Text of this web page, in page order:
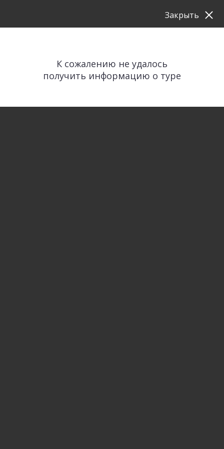
К сожалению не удалось
получить информацию о туре
Закрыть